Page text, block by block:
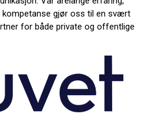
gjør oss til en svært
for både private og offentlige